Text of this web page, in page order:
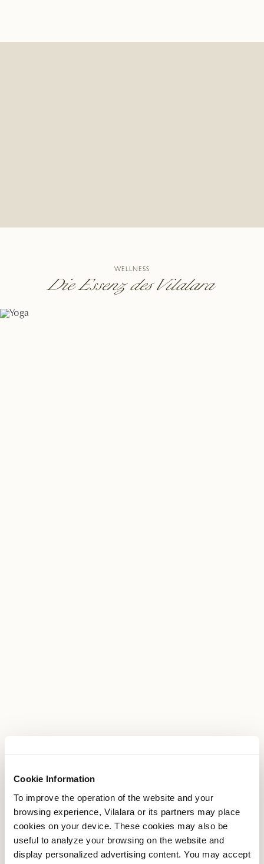
Cookie Information
To improve the operation of the website and your
browsing experience, Vilalara or its partners may place
cookies on your device. These cookies may also be
useful to analyze your browsing on the website and
display personalized advertising content. You may accept
WELLNESS
Die Essenz des Vilalara